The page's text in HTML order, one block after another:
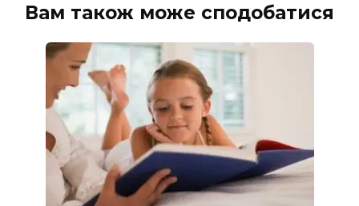
Вам також може сподобатися